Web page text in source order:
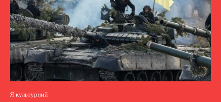
Я культурний